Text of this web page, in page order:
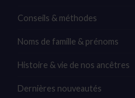
Conseils & méthodes
Noms de famille & prénoms
Histoire & vie de nos ancêtres
Dernières nouveautés